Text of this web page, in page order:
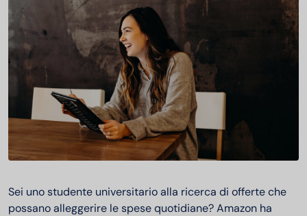
Sei uno studente universitario alla ricerca di offerte che
possano alleggerire le spese quotidiane? Amazon ha